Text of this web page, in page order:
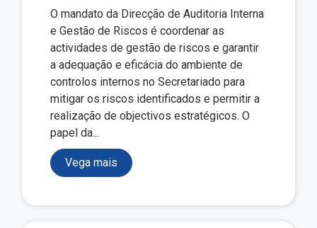
O mandato da Direcção de Auditoria Interna
e Gestão de Riscos é coordenar as
actividades de gestão de riscos e garantir
a adequação e eficácia do ambiente de
controlos internos no Secretariado para
mitigar os riscos identificados e permitir a
realização de objectivos estratégicos. O
papel da...
Vega mais